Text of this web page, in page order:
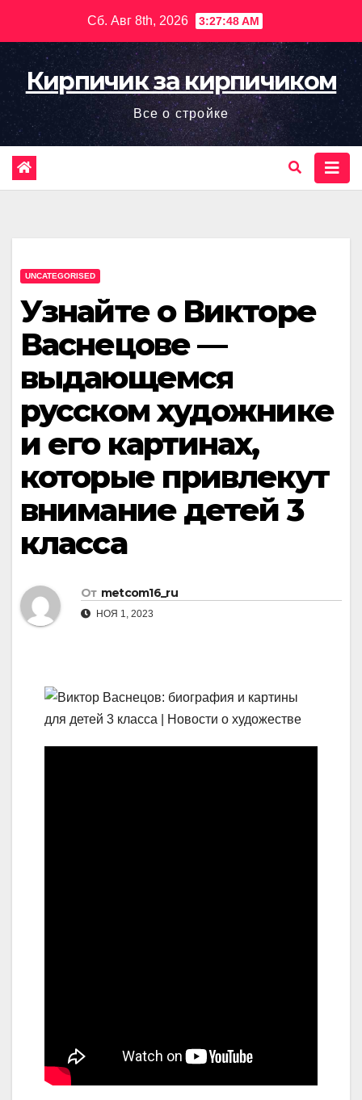
содержимому
Сб. Авг 8th, 2026 3:27:49 AM
Кирпичик за кирпичиком
Все о стройке
UNCATEGORISED
Узнайте о Викторе
Васнецове —
выдающемся
русском художнике
и его картинах,
которые привлекут
внимание детей 3
класса
От metcom16_ru
НОЯ 1, 2023